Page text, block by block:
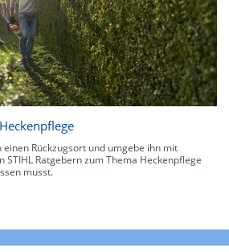
Rückzugsort und umgebe ihn mit
STIHL Ratgebern zum Thema Heckenpflege
musst.